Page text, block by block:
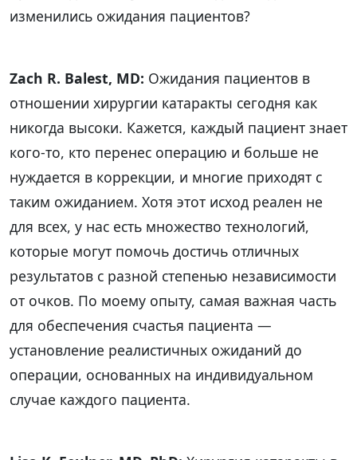
изменились ожидания пациентов?
Zach R. Balest, MD: Ожидания пациентов в
отношении хирургии катаракты сегодня как
никогда высоки. Кажется, каждый пациент знает
кого-то, кто перенес операцию и больше не
нуждается в коррекции, и многие приходят с
таким ожиданием. Хотя этот исход реален не
для всех, у нас есть множество технологий,
которые могут помочь достичь отличных
результатов с разной степенью независимости
от очков. По моему опыту, самая важная часть
для обеспечения счастья пациента —
установление реалистичных ожиданий до
операции, основанных на индивидуальном
случае каждого пациента.